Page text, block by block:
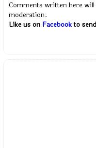
Comments written here
moderation.
Like us on Facebookto